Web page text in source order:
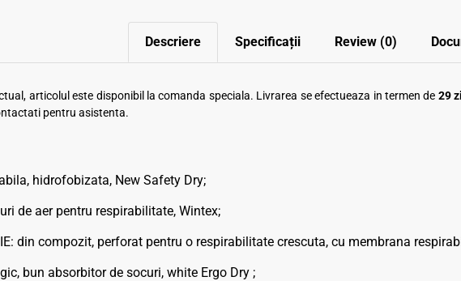
Descriere Specificații Review (0)
articolul este disponibil la comanda speciala. Livrarea se efectueaza in termen de 29
pentru asistenta.
hidrofobizata, New Safety Dry;
de aer pentru respirabilitate, Wintex;
din compozit, perforat pentru o respirabilitate crescuta, cu membrana
bun absorbitor de socuri, white Ergo Dry ;